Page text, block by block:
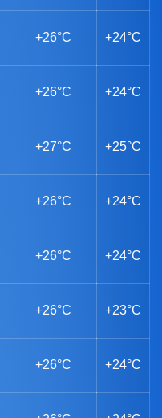
+26°C +24°C
+26°C +24°C
+27°C +25°C
+26°C +24°C
+26°C +24°C
+26°C +23°C
+26°C +24°C